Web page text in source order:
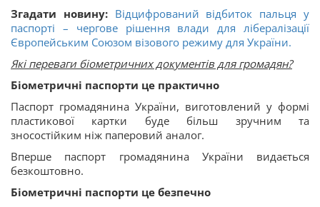
Згадати новину: Відцифрований відбиток пальця у
паспорті – чергове рішення влади для лібералізації
Європейським Союзом візового режиму для України.
Які переваги біометричних документів для громадян?
Біометричні паспорти це практично
Паспорт громадянина України, виготовлений у формі
пластикової картки буде більш зручним та
зносостійким ніж паперовий аналог.
Вперше паспорт громадянина України видається
безкоштовно.
Біометричні паспорти це безпечно